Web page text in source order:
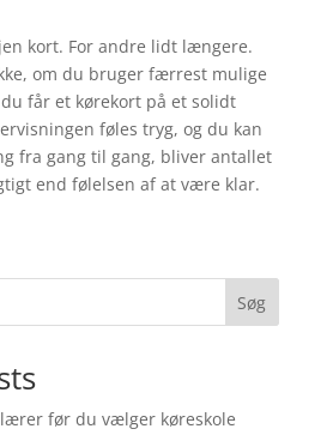
kort. For andre lidt længere.
om du bruger færrest mulige
får et kørekort på et solidt
føles tryg, og du kan
fra gang til gang, bliver antallet
end følelsen af at være klar.
Søg
før du vælger køreskole